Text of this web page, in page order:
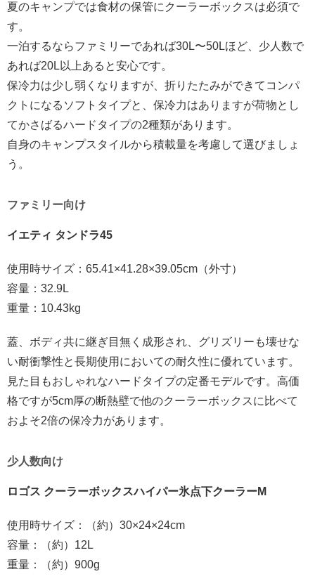
夏のキャンプでは食材の保管にクーラーボックスは必須で
す。
一泊するならファミリーであれば30L〜50Lほど、少人数で
あれば20L以上あると安心です。
保冷力は少し弱くなりますが、折りたたみができてコンパ
クトになるソフトタイプと、保冷力はありますが荷物とし
てかさばるハードタイプの2種類があります。
自身のキャンプスタイルから積載量を考慮して選びましょ
う。
ファミリー向け
イエティ タンドラ45
使用時サイズ：65.41×41.28×39.05cm（外寸）
容量：32.9L
重量：10.43kg
蓋、ボディ共に継ぎ目無く成形され、グリズリーも壊せな
い耐衝撃性と長期使用においての耐久性に優れています。
見た目もおしゃれなハードタイプの定番モデルです。高価
格ですが5cm厚の断熱壁で他のクーラーボックスに比べて
およそ2倍の保冷力があります。
少人数向け
ロゴス クーラーボックスハイパー氷点下クーラーM
使用時サイズ：（約）30×24×24cm
容量：（約）12L
重量：（約）900g